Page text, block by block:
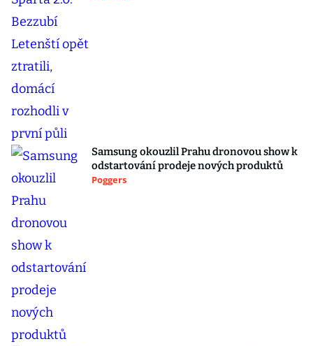
Samsung okouzlil Prahu dronovou show k
odstartování prodeje nových produktů
Poggers